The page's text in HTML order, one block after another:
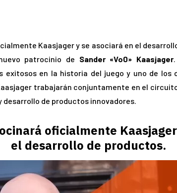
Kaasjager y se asociará en el
patrocinio de Sander «Vo0» Kaasjager
exitosos en la historia del juego y uno de los
trabajarán conjuntamente en el
desarrollo de productos innovadores.
oficialmente
el desarrollo de productos.